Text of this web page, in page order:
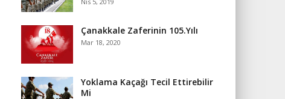
Çanakkale Zaferinin 105.Yılı
Mar 18, 2020
Yoklama Kaçağı Tecil Ettirebilir
Mi